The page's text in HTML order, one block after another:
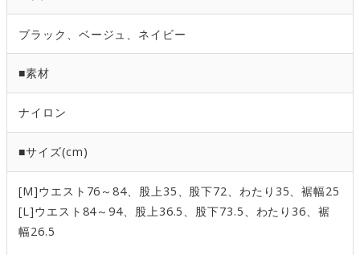
ブラック、ベージュ、ネイビー
■素材
ナイロン
■サイズ(cm)
[M]ウエスト76～84、股上35、股下72、わたり35、裾幅25
[L]ウエスト84～94、股上36.5、股下73.5、わたり36、裾
幅26.5